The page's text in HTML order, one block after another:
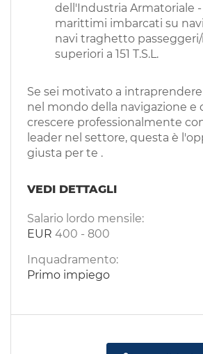
dell'Industria Armatoriale -
marittimi imbarcati su
navi traghetto
superiori a 151 T.S.L.
Se sei motivato a
nel mondo della navigazione e
crescere professionalmente
leader nel settore, questa è
giusta per te .
VEDI DETTAGLI
Salario lordo mensile:
EUR 400 - 800
Inquadramento:
Primo impiego